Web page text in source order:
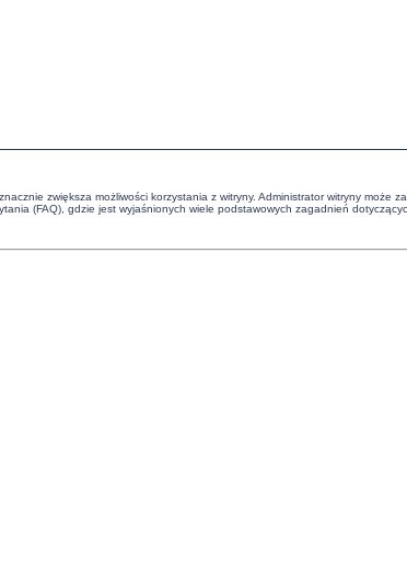
zwiększa możliwości korzystania z witryny. Administrator witryny
(FAQ), gdzie jest wyjaśnionych wiele podstawowych zagadnień